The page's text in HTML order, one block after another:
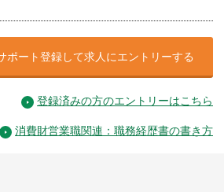
ポート登録して求人にエントリーする
登録済みの方のエントリーはこちら
消費財営業職関連：職務経歴書の書き方